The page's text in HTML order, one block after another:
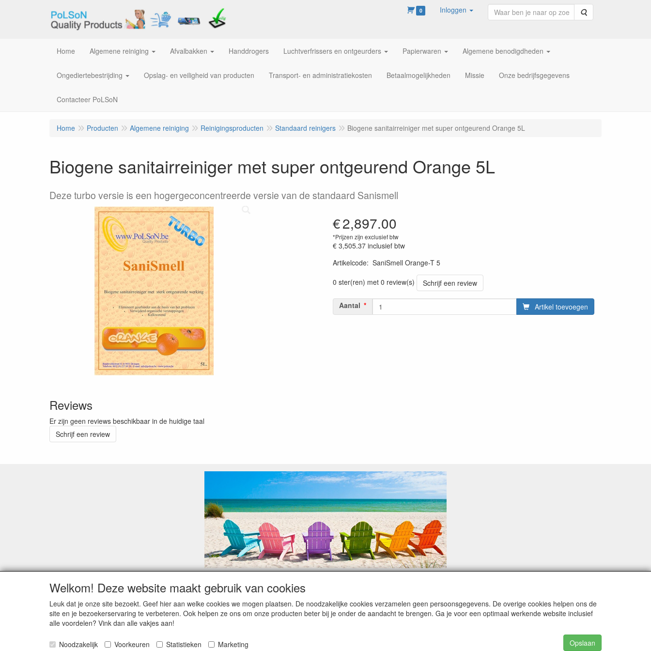
0 Inloggen Zoeken
Home Algemene reiniging Afvalbakken Handdrogers Luchtverfrissers en ontgeurders Papierwaren Algemene benodigdheden
Ongediertebestrijding Opslag- en veiligheid van producten Transport- en administratiekosten Betaalmogelijkheden Missie Onze bedrijfsgegevens
Contacteer PoLSoN
Home Producten Algemene reiniging Reinigingsproducten Standaard reinigers Biogene sanitairreiniger met super ontgeurend Orange 5L
Biogene sanitairreiniger met super ontgeurend Orange 5L
Deze turbo versie is een hogergeconcentreerde versie van de standaard Sanismell
€2,897.00
*Prijzen zijn exclusief btw
€ 3,505.37 inclusief btw
Artikelcode: SaniSmell Orange-T 5
0 ster(ren) met 0 review(s)
Schrijf een review
Aantal Artikel toevoegen
Reviews
Er zijn geen reviews beschikbaar in de huidige taal
Schrijf een review
Geachte klant,
Zoals elk jaar zorgt de verlofperiode, naast een hoop heugelijke momenten van feest en rust, ook de traditionele leveringsproblemen.
Sommige fabrikanten sluiten of werken met een vakantiebezetting.
Bestellingen die vanaf +/- 15 juli geplaatst worden kunnen hierdoor vertraging oplopen. Wanneer die voorradig is en alle betalingsmodaliteiten zijn vervuld dan de bestelling
verstuurd worden. Indien deze nog terug moeten binnen komen dan is het minder duidelijk hoe snel dit zal gebeuren. Vanaf 15 Augustus stabiliseert zich dit dan wel en
Bedankt voor uw begrip.
Welkom! Deze website maakt gebruik van cookies
Leuk dat je onze site bezoekt. Geef hier aan welke cookies we mogen plaatsen. De noodzakelijke cookies verzamelen geen persoonsgegevens. De overige cookies helpen ons de
site en je bezoekerservaring te verbeteren. Ook helpen ze ons om onze producten beter bij je onder de aandacht te brengen. Ga je voor een optimaal werkende website inclusief
alle voordelen? Vink dan alle vakjes aan!
Noodzakelijk Voorkeuren Statistieken Marketing Opslaan